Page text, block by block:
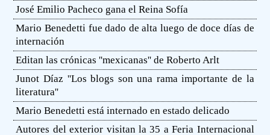
José Emilio Pacheco gana el Reina Sofía
Mario Benedetti fue dado de alta luego de doce días de
internación
Editan las crónicas ''mexicanas'' de Roberto Arlt
Junot Díaz ''Los blogs son una rama importante de la
literatura''
Mario Benedetti está internado en estado delicado
Autores del exterior visitan la 35 a Feria Internacional